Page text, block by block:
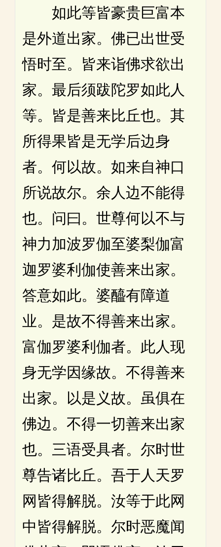
如此等皆豪贵巨富本
是外道出家。佛已出世受
悟时至。皆来诣佛求欲出
家。最后须跋陀罗如此人
等。皆是善来比丘也。其
所得果皆是无学后边身
者。何以故。如来自神口
所说故尔。余人边不能得
也。问曰。世尊何以不与
神力加波罗伽至婆梨伽富
迦罗婆利伽使善来出家。
答意如此。婆醯有障道
业。是故不得善来出家。
富伽罗婆利伽者。此人现
身无学因缘故。不得善来
出家。以是义故。虽俱在
佛边。不得一切善来出家
也。三语受具者。尔时世
尊告诸比丘。吾于人天罗
网皆得解脱。汝等于此网
中皆得解脱。尔时恶魔闻